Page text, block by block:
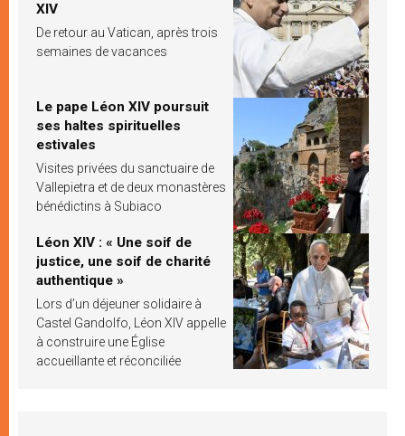
XIV
De retour au Vatican, après trois
semaines de vacances
Le pape Léon XIV poursuit
ses haltes spirituelles
estivales
Visites privées du sanctuaire de
Vallepietra et de deux monastères
bénédictins à Subiaco
Léon XIV : « Une soif de
justice, une soif de charité
authentique »
Lors d’un déjeuner solidaire à
Castel Gandolfo, Léon XIV appelle
à construire une Église
accueillante et réconciliée